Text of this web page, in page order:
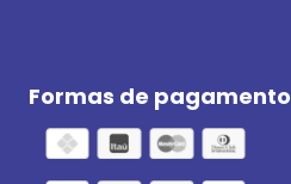
Formas de pagamento